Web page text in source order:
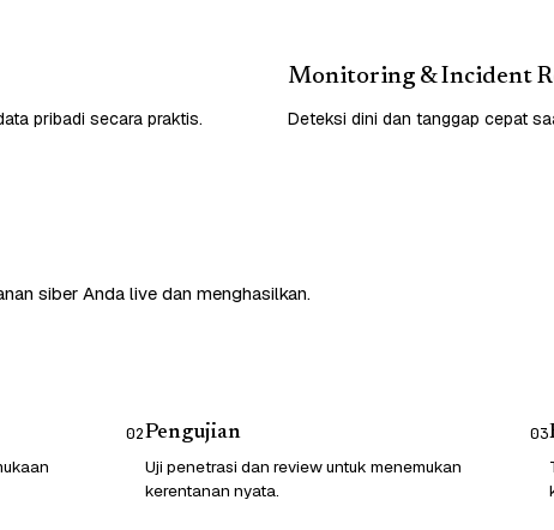
pribadi secara praktis.
Monitoring & Incident
Deteksi dini dan tanggap cepat
siber Anda live dan menghasilkan.
02Pengujian
Uji penetrasi dan review untuk menemukan
kerentanan nyata.
03